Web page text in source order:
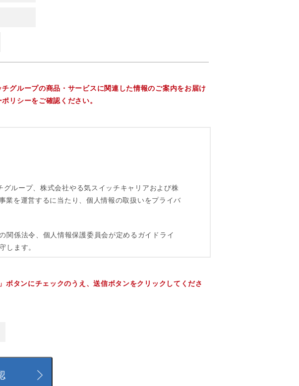
グループの商品・サービスに関連した情報のご案内をお届け
リシーをご確認ください。
タンにチェックのうえ、送信ボタンをクリックしてくださ